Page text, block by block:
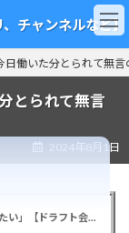
チャンネルなど】
日働いた分とられて無言
とられて無言
2024年8月1日
カープドラ6西川篤夢！「日本を代表する遊撃手になりたい」【ドラフト会議2025】